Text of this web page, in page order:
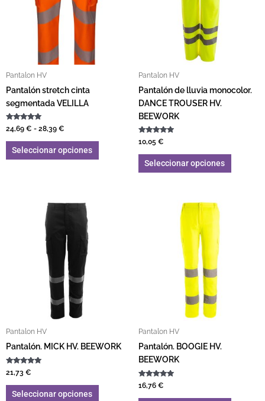
Pantalon HV
Pantalón stretch cinta
segmentada VELILLA
Valorado con
5.00
de 5
24,69 € - 28,39 €
Seleccionar opciones
Pantalon HV
Pantalón de lluvia monocolor.
DANCE TROUSER HV.
BEEWORK
Valorado con
5.00
de 5
10,05 €
Seleccionar opciones
Pantalon HV
Pantalón. MICK HV. BEEWORK
Valorado con
5.00
de 5
21,73 €
Seleccionar opciones
Este producto tiene múltiples variantes.
Pantalon HV
Pantalón. BOOGIE HV.
BEEWORK
Valorado con
5.00
de 5
16,76 €